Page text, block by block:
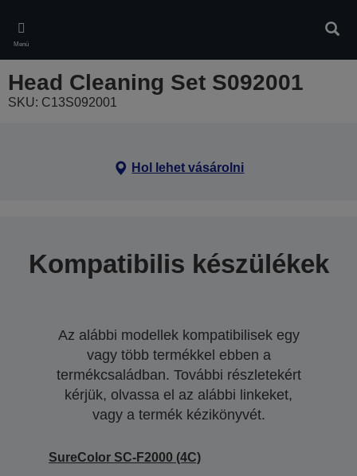
main
content
Menü
Head Cleaning Set S092001
SKU: C13S092001
Hol lehet vásárolni
Kompatibilis készülékek
Az alábbi modellek kompatibilisek egy
vagy több termékkel ebben a
termékcsaládban. További részletekért
kérjük, olvassa el az alábbi linkeket,
vagy a termék kézikönyvét.
SureColor SC-F2000 (4C)